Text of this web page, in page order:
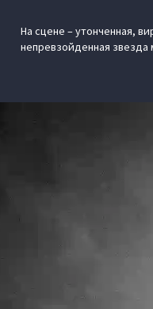
На сцене – утонченная,
непревзойденная